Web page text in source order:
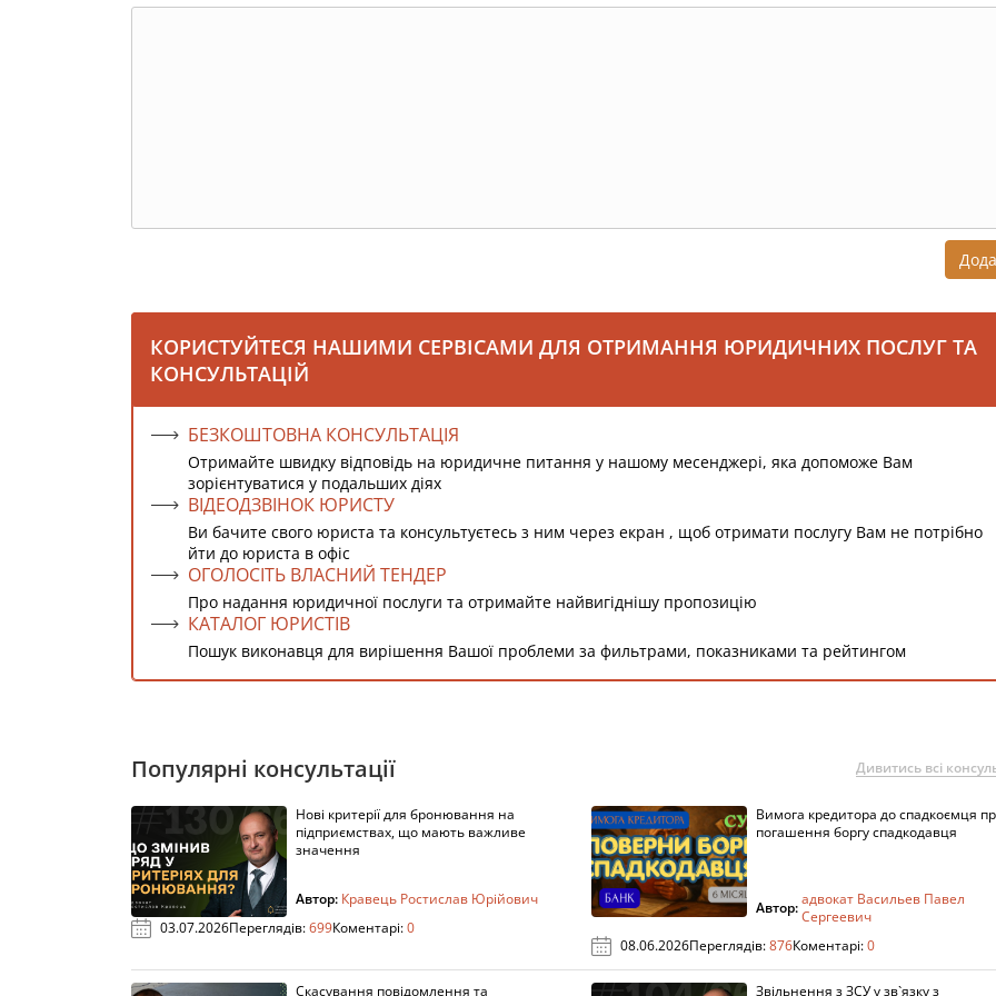
КОРИСТУЙТЕСЯ НАШИМИ СЕРВІСАМИ ДЛЯ ОТРИМАННЯ ЮРИДИЧНИХ ПОСЛУГ ТА
КОНСУЛЬТАЦІЙ
БЕЗКОШТОВНА КОНСУЛЬТАЦІЯ
Отримайте швидку відповідь на юридичне питання у нашому месенджері, яка допоможе Вам
зорієнтуватися у подальших діях
ВІДЕОДЗВІНОК ЮРИСТУ
Ви бачите свого юриста та консультуєтесь з ним через екран , щоб отримати послугу Вам не потрібно
йти до юриста в офіс
ОГОЛОСІТЬ ВЛАСНИЙ ТЕНДЕР
Про надання юридичної послуги та отримайте найвигіднішу пропозицію
КАТАЛОГ ЮРИСТІВ
Пошук виконавця для вирішення Вашої проблеми за фильтрами, показниками та рейтингом
Популярні консультації Дивитись всі
Нові критерії для бронювання на
підприємствах, що мають важливе
значення
Автор: Кравець Ростислав Юрійович
03.07.2026Переглядів:699Коментарі:0
Вимога кредитора до спадкоємця
погашення боргу спадкодавця
Автор:адвокат Васильев Павел
Сергеевич
08.06.2026Переглядів:876Коментарі:0
Скасування повідомлення та Звільнення з ЗСУ у зв`язку з